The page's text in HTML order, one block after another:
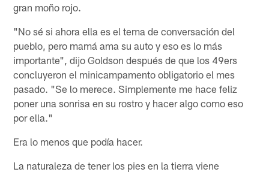
gran moño rojo.
"No sé si ahora ella es el tema de conversación del
pueblo, pero mamá ama su auto y eso es lo más
importante", dijo Goldson después de que los 49ers
concluyeron el minicampamento obligatorio el mes
pasado. "Se lo merece. Simplemente me hace feliz
poner una sonrisa en su rostro y hacer algo como eso
por ella."
Era lo menos que podía hacer.
La naturaleza de tener los pies en la tierra viene